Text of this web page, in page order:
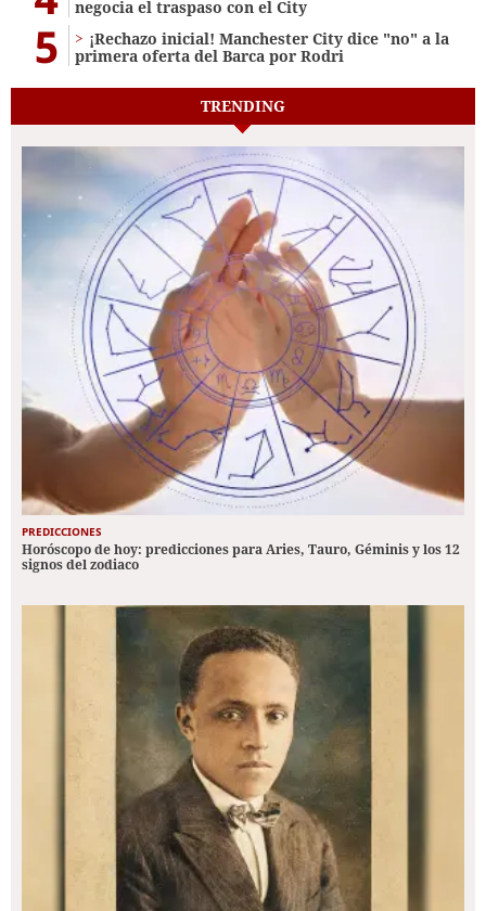
negocia el traspaso con el City
5
¡Rechazo inicial! Manchester City dice "no" a la
primera oferta del Barca por Rodri
TRENDING
PREDICCIONES
Horóscopo de hoy: predicciones para Aries, Tauro, Géminis y los 12
signos del zodiaco